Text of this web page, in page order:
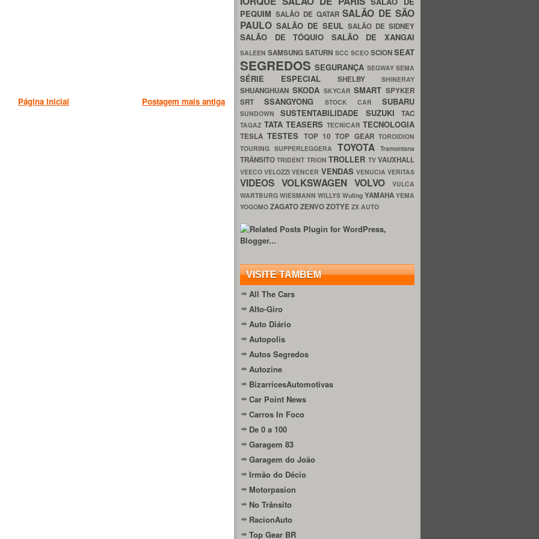
Postagem mais antiga
Página inicial
PEQUIM SALÃO DE QATARSALÃO DE SÃO
PAULO SALÃO DE SEUL SALÃO DE SIDNEY
SALÃO DE TÓQUIO SALÃO DE XANGAI
SALEENSAMSUNGSATURN SCC SCEO SCIONSEAT
SEGREDOSSEGURANÇA SEGWAYSEMA
SÉRIE ESPECIAL SHELBY SHINERAY
SHUANGHUAN SKODA SKYCARSMART SPYKER
SRTSSANGYONG STOCK CAR SUBARU
SUNDOWNSUSTENTABILIDADE SUZUKITAC
TAGAZ TATA TEASERS TECNICAR TECNOLOGIA
TESLATESTES TOP 10TOP GEARTOROIDION
TOURING SUPPERLEGGERA TOYOTATramontana
TRÂNSITOTRIDENT TRIONTROLLER TVVAUXHALL
VEECOVELOZZIVENCER VENDAS VENUCIAVERITAS
VIDEOS VOLKSWAGEN VOLVO
VULCA
WARTBURG WIESMANN WILLYS Wuling YAMAHA YEMA
YOGOMO ZAGATOZENVOZOTYE ZX AUTO
VISITE TAMBÉM
All The Cars
Alto-Giro
Auto Diário
Autopolis
Autos Segredos
Autozine
BizarricesAutomotivas
Car Point News
Carros In Foco
De 0 a 100
Garagem 83
Garagem do João
Irmão do Décio
Motorpasion
No Trânsito
RacionAuto
Top Gear BR